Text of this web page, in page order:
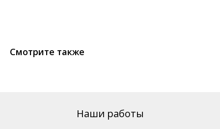
Смотрите также
Наши работы